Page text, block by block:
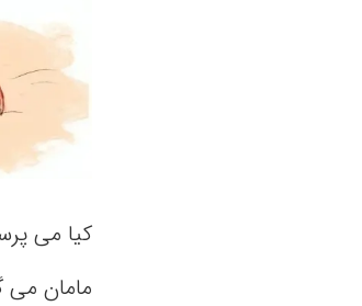
کیا می‌
مامان می‌